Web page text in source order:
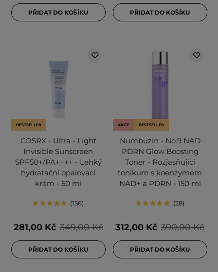
PŘIDAT DO KOŠÍKU PŘIDAT DO KOŠÍKU
BESTSELLER
COSRX - Ultra - Light
Invisible Sunscreen
SPF50+/PA++++ - Lehký
hydratační opalovací
krém - 50 ml
156
349,00 Kč
281,00 Kč
PŘIDAT DO KOŠÍKU
AKCE BESTSELLER
Numbuzin - No.9 NAD
PDRN Glow Boosting
Toner - Rozjasňující
tonikum s koenzymem
NAD+ a PDRN - 150 ml
28
390,00 Kč
312,00 Kč
PŘIDAT DO KOŠÍKU